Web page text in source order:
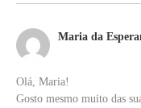
Maria da
Olá, Maria!
Gosto mesmo muito das